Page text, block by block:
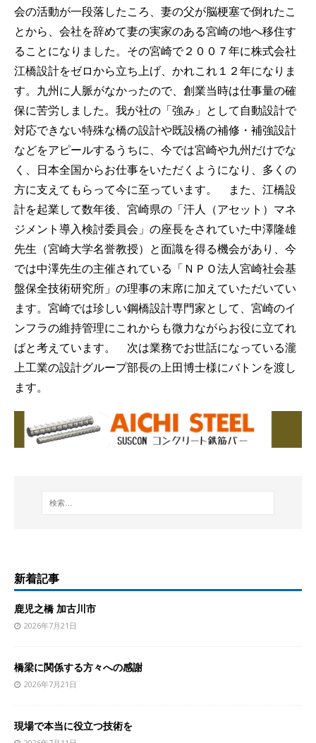
会の活動が一段落したころ、妻の父が脳梗塞で倒れたこ
とから、会社を辞めて妻の実家のある宮崎の地へ移住す
ることになりました。その宮崎で２００７年に株式会社
江橋設計をゼロから立ち上げ、かれこれ１２年になりま
す。九州に人脈がなかったので、創業当時は仕事量の確
保に苦労しました。我が社の「強み」として自動設計で
対応できない特殊な橋の設計や既設橋の補修・補強設計
などをアピールするうちに、今では宮崎や九州だけでな
く、日本全国からお仕事をいただくようになり、多くの
方に支えてもらって今に至っています。 また、江橋設
計を起業して数年後、宮崎県の「汗人（アセット）マネ
ジメント導入検討委員会」の座長をされていた中澤隆雄
先生（宮崎大学名誉教授）と面識を得る機会があり、今
では中澤先生の主催されている「ＮＰＯ法人宮崎社会基
盤保全技術研究所」の理事の末席に加えていただいてい
ます。宮崎では珍しい鋼橋設計専門家として、宮崎のイ
ンフラの維持管理にこれからも微力ながらお役に立てれ
ばと考えています。 次は業務でお世話になっている瀧
上工業の設計グループ部長の上田博士様にバトンを渡し
ます。
新着記事
鹿児之橋 加古川市
2026年7月21日
橋梁に関係する方々への感謝
2026年7月21日
現場で本当に役立つ技術を